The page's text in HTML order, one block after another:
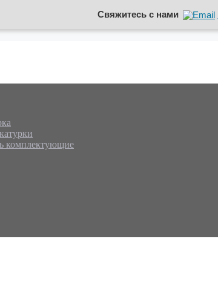
Свяжитесь с нами
комплектующие